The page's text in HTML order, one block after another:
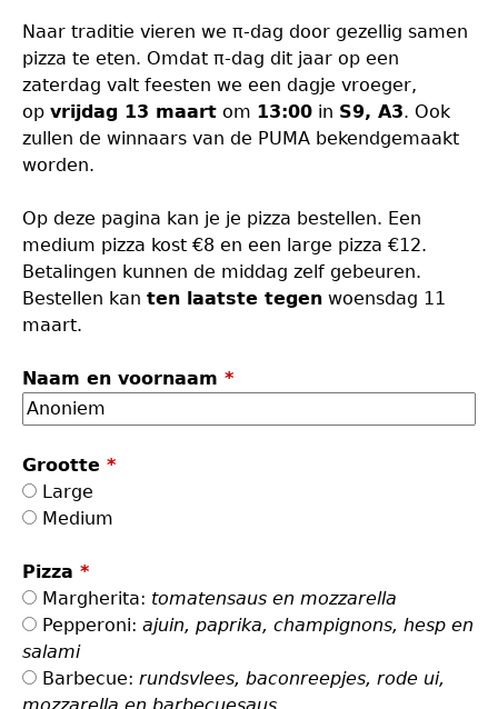
Naar traditie vieren we π-dag door gezellig samen
pizza te eten. Omdat π-dag dit jaar op een
zaterdag valt feesten we een dagje vroeger,
op vrijdag 13 maart om 13:00 in S9, A3. Ook
zullen de winnaars van de PUMA bekendgemaakt
worden.
Op deze pagina kan je je pizza bestellen. Een
medium pizza kost €8 en een large pizza €12.
Betalingen kunnen de middag zelf gebeuren.
Bestellen kan ten laatste tegen woensdag 11
maart.
Naam en voornaam *
Grootte *
Large
Medium
Pizza *
Margherita: tomatensaus en mozzarella
Pepperoni: ajuin, paprika, champignons, hesp en
salami
Barbecue: rundsvlees, baconreepjes, rode ui,